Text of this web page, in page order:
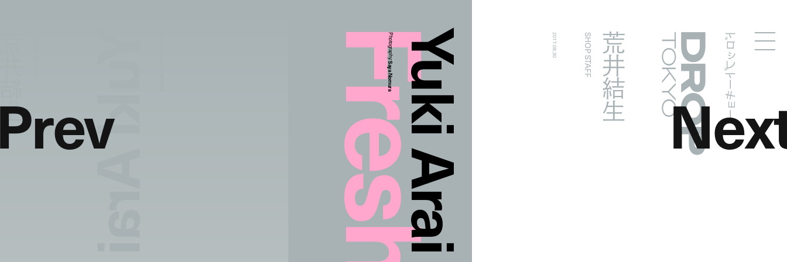
Droptokyo ドロップトーキョー
Yuki Arai
Photography:
Saya Nomura 荒井結生
SHOP STAFF
2017.08.30
Yuki Arai